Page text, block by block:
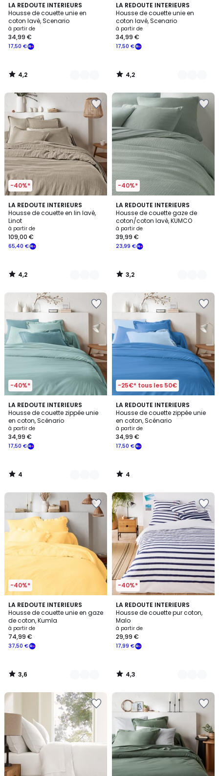
LA REDOUTE INTERIEURS
Housse de couette unie en
coton lavé, Scenario
à partir de
17,50 €
34,99 €
4,2
/ 5
2
Couleurs
4,2
/
LA REDOUTE INTERIEURS
Housse de couette unie en
coton lavé, Scenario
à partir de
17,50 €
34,99 €
4,2
/ 5
18
Couleurs
4,2
/
-40%*
LA REDOUTE INTERIEURS
Housse de couette en lin lavé,
Linot
à partir de
65,40 €
109,00 €
4,2
/ 5
21
Couleurs
4,2
/
-40%*
LA REDOUTE INTERIEURS
Housse de couette gaze de
coton/coton lavé, KUMCO
à partir de
23,99 €
39,99 €
3,2
/ 5
10
Couleurs
3,2
/
-40%*
LA REDOUTE INTERIEURS
Housse de couette zippée unie
en coton, Scénario
à partir de
17,50 €
34,99 €
4
/
5
22
Couleurs
4
/
-25€* tous les 50€
LA REDOUTE INTERIEURS
Housse de couette zippée unie
en coton, Scénario
à partir de
17,50 €
34,99 €
4
/
5
4
/
-40%*
LA REDOUTE INTERIEURS
Housse de couette unie en gaze
de coton, Kumla
à partir de
37,50 €
74,99 €
3,6
/ 5
17
Couleurs
3,6
/
-40%*
LA REDOUTE INTERIEURS
Housse de couette pur coton,
Malo
à partir de
17,99 €
29,99 €
4,3
/ 5
3
Couleurs
4,3
/